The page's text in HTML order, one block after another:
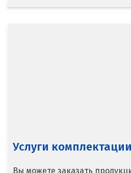
Верхняя Салда
Воронеж
Воскресенск
Услуги комплектации
Вы можете заказать